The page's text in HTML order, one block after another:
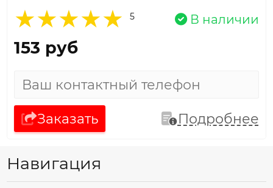
5 В наличии
153 руб
Заказать Подробнее
Навигация